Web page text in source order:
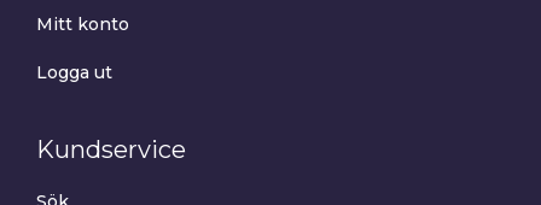
Mitt konto
Logga ut
Kundservice